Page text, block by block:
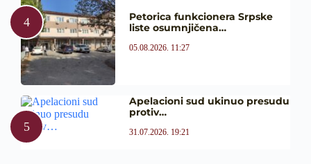
Petorica funkcionera Srpske
liste osumnjičena…
05.08.2026. 11:27
Apelacioni sud ukinuo presudu
protiv…
31.07.2026. 19:21